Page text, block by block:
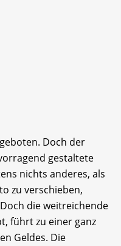
Doch der
gestaltete
nichts anderes, als
zu verschieben,
die weitreichende
führt zu einer ganz
Geldes. Die